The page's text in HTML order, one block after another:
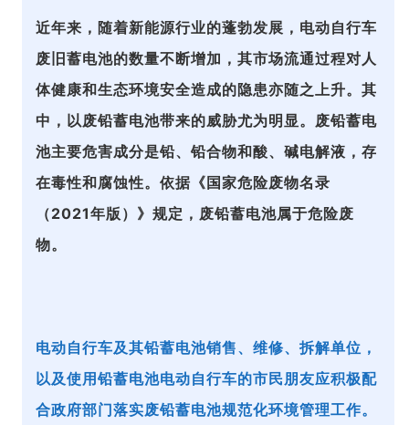
近年来，随着新能源行业的蓬勃发展，电动自行车
废旧蓄电池的数量不断增加，其市场流通过程对人
体健康和生态环境安全造成的隐患亦随之上升。其
中，以废铅蓄电池带来的威胁尤为明显。废铅蓄电
池主要危害成分是铅、铅合物和酸、碱电解液，存
在毒性和腐蚀性。依据《国家危险废物名录
（2021年版）》规定，废铅蓄电池属于危险废
物。
电动自行车及其铅蓄电池销售、维修、拆解单位，
以及使用铅蓄电池电动自行车的市民朋友应积极配
合政府部门落实废铅蓄电池规范化环境管理工作。